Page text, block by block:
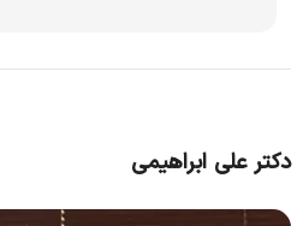
دکتر علی ابراهیمی